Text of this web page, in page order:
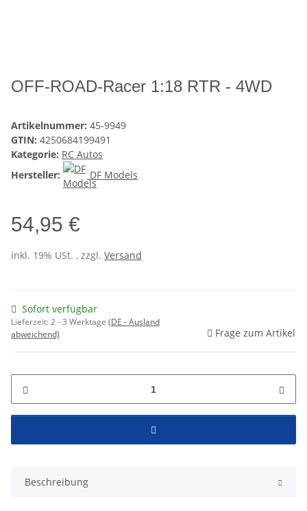
OFF-ROAD-Racer 1:18 RTR - 4WD
Artikelnummer: 45-9949
GTIN: 4250684199491
Kategorie: RC Autos
Hersteller:
DF Models
54,95 €
inkl. 19% USt. , zzgl. Versand
Sofort verfügbar
Lieferzeit:2 - 3 Werktage (DE - Ausland
abweichend)
Frage zum Artikel
Beschreibung